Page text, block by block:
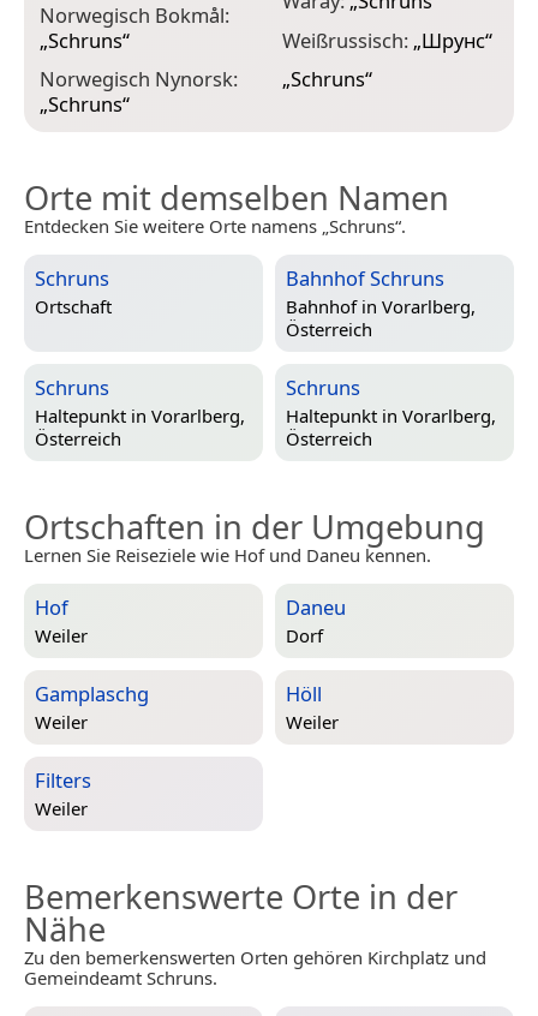
Norwegisch Bokmål:
„Schruns“
Norwegisch Nynorsk:
„Schruns“
Weißrussisch: „Шрунс“
„Schruns“
Orte mit demselben Namen
Entdecken Sie weitere Orte namens „Schruns“.
Schruns
Ortschaft
Bahnhof Schruns
Bahnhof in Vorarlberg,
Österreich
Schruns
Haltepunkt in Vorarlberg,
Österreich
Schruns
Haltepunkt in Vorarlberg,
Österreich
Ortschaften in der Umgebung
Lernen Sie Reiseziele wie Hof und Daneu kennen.
Hof
Weiler
Daneu
Dorf
Gamplaschg
Weiler
Höll
Weiler
Filters
Weiler
Bemerkenswerte Orte in der
Nähe
Zu den bemerkenswerten Orten gehören Kirchplatz und
Gemeindeamt Schruns.